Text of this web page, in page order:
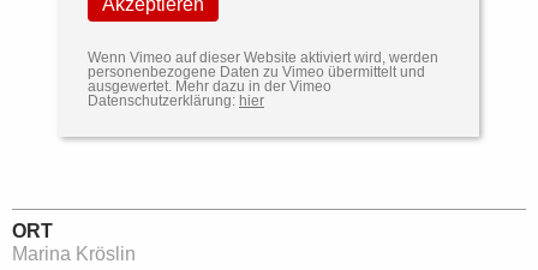
Akzeptieren
Wenn Vimeo auf dieser Website aktiviert wird, werden
personenbezogene Daten zu Vimeo übermittelt und
ausgewertet. Mehr dazu in der Vimeo
Datenschutzerklärung: hier
ORT
Marina Kröslin